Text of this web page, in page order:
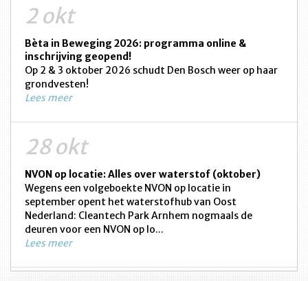
2 okt
Bèta in Beweging 2026: programma online &
inschrijving geopend!
Op 2 & 3 oktober 2026 schudt Den Bosch weer op haar
grondvesten!
Lees meer
28 okt
NVON op locatie: Alles over waterstof (oktober)
Wegens een volgeboekte NVON op locatie in
september opent het waterstofhub van Oost
Nederland: Cleantech Park Arnhem nogmaals de
deuren voor een NVON op lo...
Lees meer